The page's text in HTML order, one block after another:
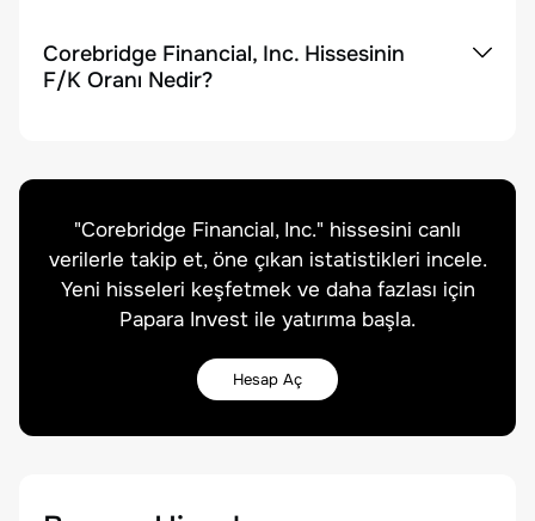
Corebridge Financial, Inc. Hissesinin
F/K Oranı Nedir?
"Corebridge Financial, Inc." hissesini canlı
verilerle takip et, öne çıkan istatistikleri incele.
Yeni hisseleri keşfetmek ve daha fazlası için
Papara Invest ile yatırıma başla.
Hesap Aç